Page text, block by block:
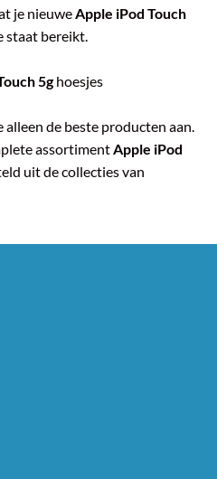
je nieuweApple iPod Touch
staat bereikt.
5ghoesjes
alleen de beste producten aan.
assortimentApple iPod
uit de collecties van